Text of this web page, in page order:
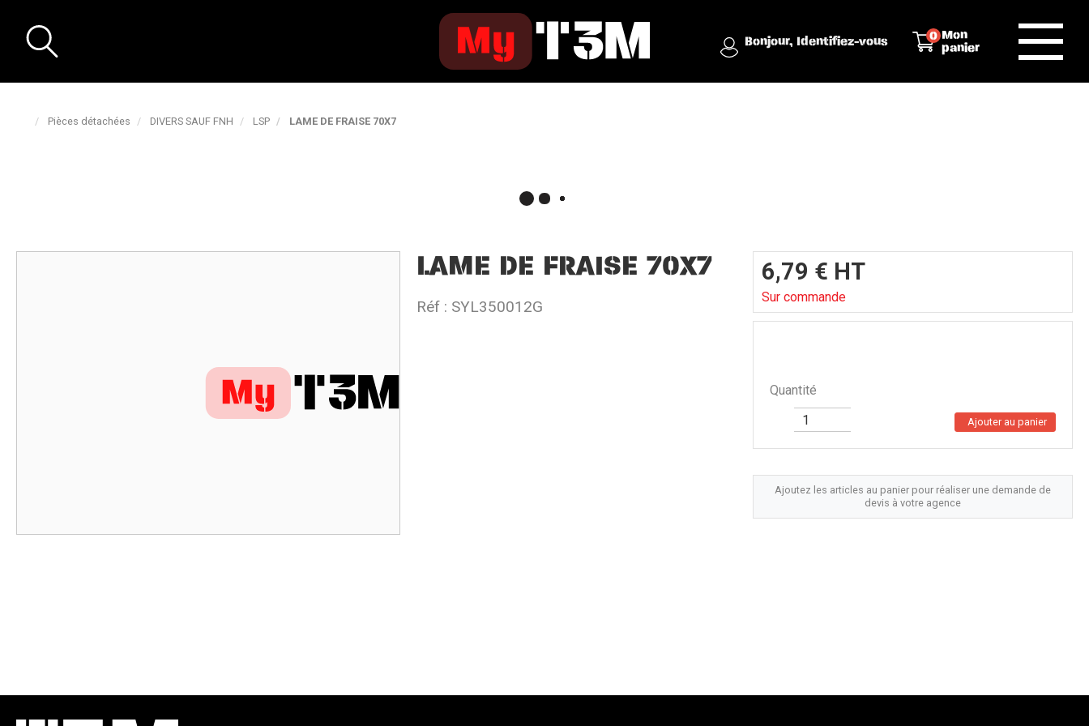
Bonjour, Identifiez-vous
Mon
panier
0
Pièces détachées DIVERS SAUF FNH LSP LAME DE FRAISE 70X7
LAME DE FRAISE 70X7
Réf : SYL350012G
Ajoutez les articles au panier pour réaliser une demande de
devis à votre agence
6,79 € HT
Sur commande
Quantité
Ajouter au panier